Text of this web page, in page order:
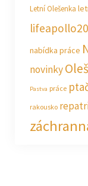
Letní Olešenka
nabídka práce
novinky
Pastva práce
rakousko